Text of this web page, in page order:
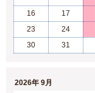
16
17
23
24
30
31
2026年 9月